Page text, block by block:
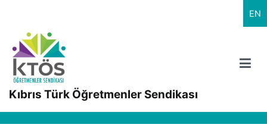
EN
Kıbrıs Türk Öğretmenler Sendikası